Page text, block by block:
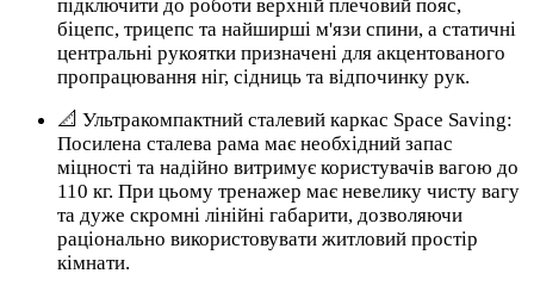
підключити до роботи верхній плечовий пояс,
біцепс, трицепс та найширші м'язи спини, а статичні
центральні рукоятки призначені для акцентованого
пропрацювання ніг, сідниць та відпочинку рук.
📐 Ультракомпактний сталевий каркас Space Saving:
Посилена сталева рама має необхідний запас
міцності та надійно витримує користувачів вагою до
110 кг. При цьому тренажер має невелику чисту вагу
та дуже скромні лінійні габарити, дозволяючи
раціонально використовувати житловий простір
кімнати.